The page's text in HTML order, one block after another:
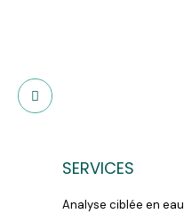
SERVICES
Analyse ciblée en